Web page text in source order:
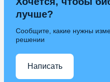
лучше?
Сообщите, какие нужны
решении
Написать